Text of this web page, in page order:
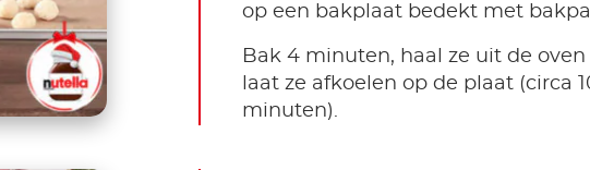
op een bakplaat bedekt met
Bak 4 minuten, haal ze uit de oven
laat ze afkoelen op de plaat (circa
minuten).